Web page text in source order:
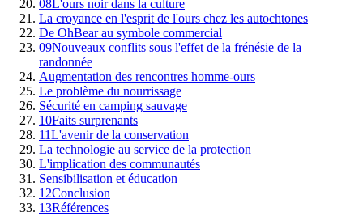
08L'ours noir dans la culture
La croyance en l'esprit de l'ours chez les autochtones
De OhBear au symbole commercial
09Nouveaux conflits sous l'effet de la frénésie de la
randonnée
Augmentation des rencontres homme-ours
Le problème du nourrissage
Sécurité en camping sauvage
10Faits surprenants
11L'avenir de la conservation
La technologie au service de la protection
L'implication des communautés
Sensibilisation et éducation
12Conclusion
13Références